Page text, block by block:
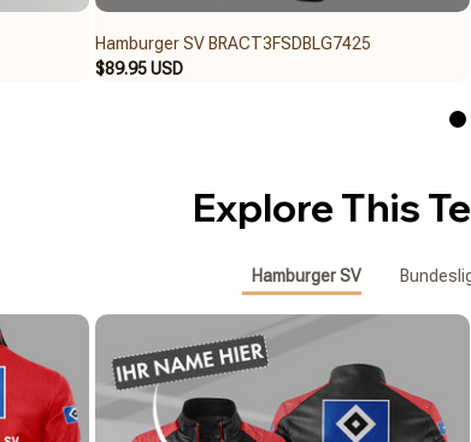
Hamburger SV BRACT3FSDBLG7425
$89.95 USD
Explore This
Hamburger SV